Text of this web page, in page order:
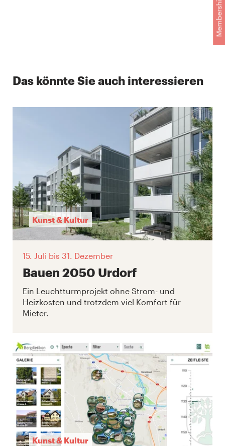
Membership
Das könnte Sie auch interessieren
Kunst & Kultur
15. Juli bis 31. Dezember
Bauen 2050 Urdorf
Ein Leuchtturmprojekt ohne Strom- und
Heizkosten und trotzdem viel Komfort für
Mieter.
Kunst & Kultur